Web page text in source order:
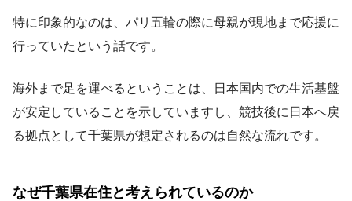
特に印象的なのは、パリ五輪の際に母親が現地まで応援に
行っていたという話です。
海外まで足を運べるということは、日本国内での生活基盤
が安定していることを示していますし、競技後に日本へ戻
る拠点として千葉県が想定されるのは自然な流れです。
なぜ千葉県在住と考えられているのか